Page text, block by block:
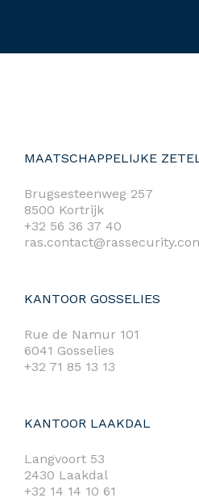
MAATSCHAPPELIJKE
Brugsesteenweg 257
8500 Kortrijk
+32 56 36 37 40
KANTOOR GOSSELIES
Rue de Namur 101
6041 Gosselies
+32 71 85 13 13
KANTOOR LAAKDAL
Langvoort 53
2430 Laakdal
+32 14 14 10 61